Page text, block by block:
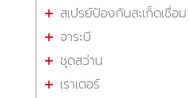
สเปรย์ป้องกันสะเก็ดเชื่อม
จาระบี
ชุดสว่าน
เราเตอร์